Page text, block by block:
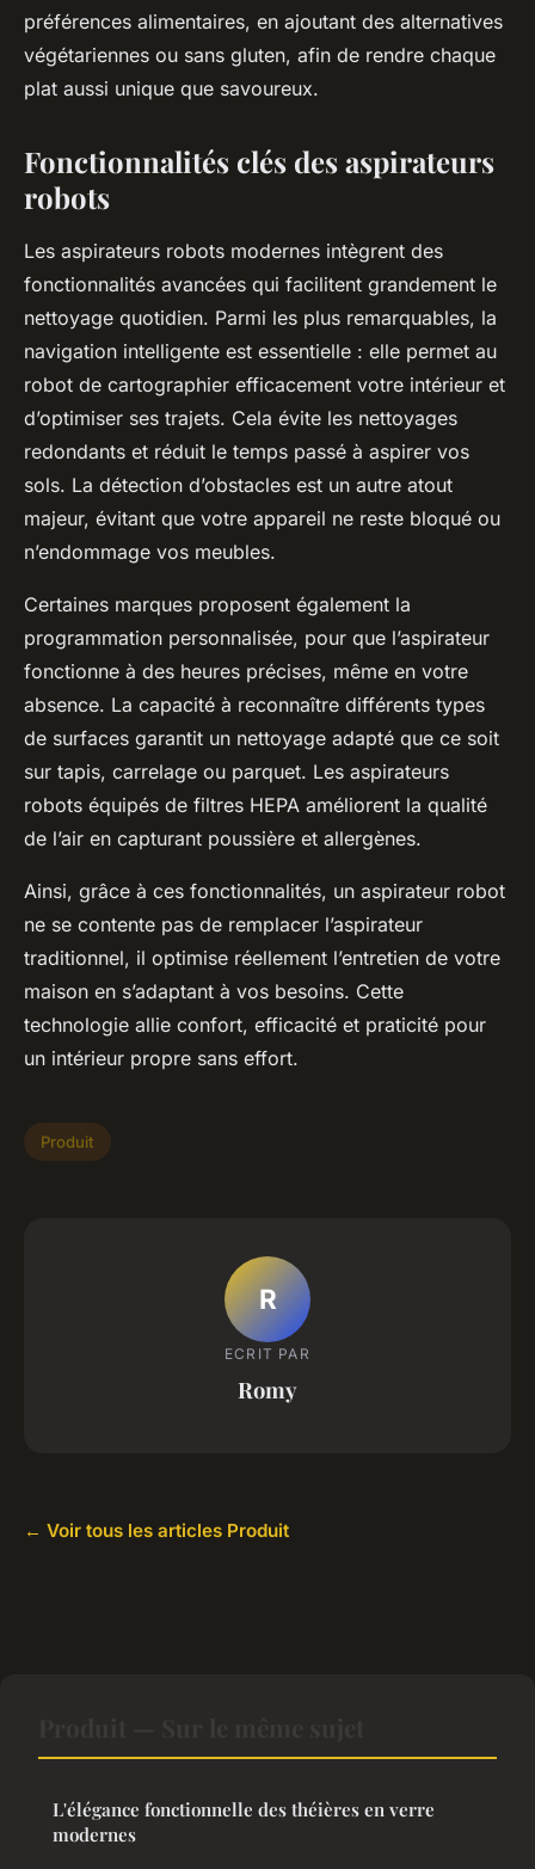
préférences alimentaires, en ajoutant des alternatives
végétariennes ou sans gluten, afin de rendre chaque
plat aussi unique que savoureux.
Fonctionnalités clés des aspirateurs
robots
Les aspirateurs robots modernes intègrent des
fonctionnalités avancées qui facilitent grandement le
nettoyage quotidien. Parmi les plus remarquables, la
navigation intelligente est essentielle : elle permet au
robot de cartographier efficacement votre intérieur et
d’optimiser ses trajets. Cela évite les nettoyages
redondants et réduit le temps passé à aspirer vos
sols. La détection d’obstacles est un autre atout
majeur, évitant que votre appareil ne reste bloqué ou
n’endommage vos meubles.
Certaines marques proposent également la
programmation personnalisée, pour que l’aspirateur
fonctionne à des heures précises, même en votre
absence. La capacité à reconnaître différents types
de surfaces garantit un nettoyage adapté que ce soit
sur tapis, carrelage ou parquet. Les aspirateurs
robots équipés de filtres HEPA améliorent la qualité
de l’air en capturant poussière et allergènes.
Ainsi, grâce à ces fonctionnalités, un aspirateur robot
ne se contente pas de remplacer l’aspirateur
traditionnel, il optimise réellement l’entretien de votre
maison en s’adaptant à vos besoins. Cette
technologie allie confort, efficacité et praticité pour
un intérieur propre sans effort.
Produit
R
ECRIT PAR
Romy
← Voir tous les articles Produit
L'élégance fonctionnelle des théières en verre
modernes